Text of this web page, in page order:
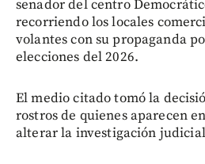
senador del centro
recorriendo los locales
volantes con su propaganda
elecciones del 2026.
El medio citado tomó la
rostros de quienes aparecen
alterar la investigación